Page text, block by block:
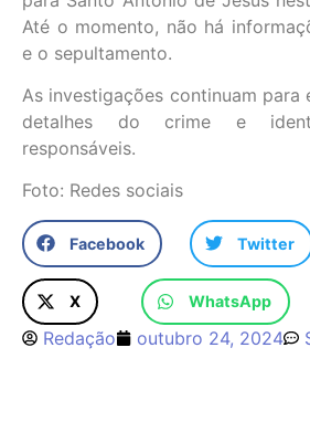
Até o momento, não há
e o sepultamento.
As investigações continuam para
detalhes do crime e
responsáveis.
Foto: Redes sociais
Facebook Twitter
X WhatsApp
Redação outubro 24, 2024